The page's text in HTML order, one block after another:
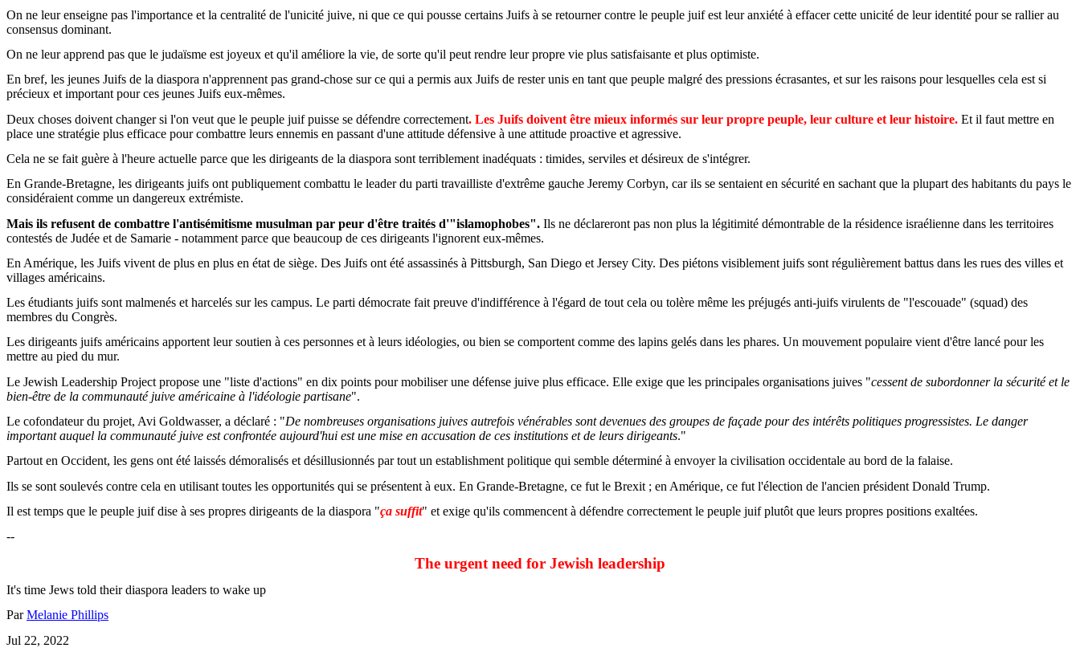
On ne leur enseigne pas l'importance et la centralité de l'unicité juive, ni que ce qui pousse certains Juifs à se retourner contre le peuple juif est leur anxiété à effacer cette unicité de leur identité pour se rallier au
consensus dominant.
On ne leur apprend pas que le judaïsme est joyeux et qu'il améliore la vie, de sorte qu'il peut rendre leur propre vie plus satisfaisante et plus optimiste.
En bref, les jeunes Juifs de la diaspora n'apprennent pas grand-chose sur ce qui a permis aux Juifs de rester unis en tant que peuple malgré des pressions écrasantes, et sur les raisons pour lesquelles cela est si
précieux et important pour ces jeunes Juifs eux-mêmes.
Deux choses doivent changer si l'on veut que le peuple juif puisse se défendre correctement. Les Juifs doivent être mieux informés sur leur propre peuple, leur culture et leur histoire. Et il faut mettre en
place une stratégie plus efficace pour combattre leurs ennemis en passant d'une attitude défensive à une attitude proactive et agressive.
Cela ne se fait guère à l'heure actuelle parce que les dirigeants de la diaspora sont terriblement inadéquats : timides, serviles et désireux de s'intégrer.
En Grande-Bretagne, les dirigeants juifs ont publiquement combattu le leader du parti travailliste d'extrême gauche Jeremy Corbyn, car ils se sentaient en sécurité en sachant que la plupart des habitants du pays le
considéraient comme un dangereux extrémiste.
Mais ils refusent de combattre l'antisémitisme musulman par peur d'être traités d'"islamophobes". Ils ne déclareront pas non plus la légitimité démontrable de la résidence israélienne dans les territoires
contestés de Judée et de Samarie - notamment parce que beaucoup de ces dirigeants l'ignorent eux-mêmes.
En Amérique, les Juifs vivent de plus en plus en état de siège. Des Juifs ont été assassinés à Pittsburgh, San Diego et Jersey City. Des piétons visiblement juifs sont régulièrement battus dans les rues des villes et
villages américains.
Les étudiants juifs sont malmenés et harcelés sur les campus. Le parti démocrate fait preuve d'indifférence à l'égard de tout cela ou tolère même les préjugés anti-juifs virulents de "l'escouade" (squad) des
membres du Congrès.
Les dirigeants juifs américains apportent leur soutien à ces personnes et à leurs idéologies, ou bien se comportent comme des lapins gelés dans les phares. Un mouvement populaire vient d'être lancé pour les
mettre au pied du mur.
Le Jewish Leadership Project propose une "liste d'actions" en dix points pour mobiliser une défense juive plus efficace. Elle exige que les principales organisations juives "cessent de subordonner la sécurité et le
bien-être de la communauté juive américaine à l'idéologie partisane".
Le cofondateur du projet, Avi Goldwasser, a déclaré : "De nombreuses organisations juives autrefois vénérables sont devenues des groupes de façade pour des intérêts politiques progressistes. Le danger
important auquel la communauté juive est confrontée aujourd'hui est une mise en accusation de ces institutions et de leurs dirigeants."
Partout en Occident, les gens ont été laissés démoralisés et désillusionnés par tout un establishment politique qui semble déterminé à envoyer la civilisation occidentale au bord de la falaise.
Ils se sont soulevés contre cela en utilisant toutes les opportunités qui se présentent à eux. En Grande-Bretagne, ce fut le Brexit ; en Amérique, ce fut l'élection de l'ancien président Donald Trump.
Il est temps que le peuple juif dise à ses propres dirigeants de la diaspora "ça suffit" et exige qu'ils commencent à défendre correctement le peuple juif plutôt que leurs propres positions exaltées.
--
The urgent need for Jewish leadership
It's time Jews told their diaspora leaders to wake up
ParMelanie Phillips
Jul 22, 2022